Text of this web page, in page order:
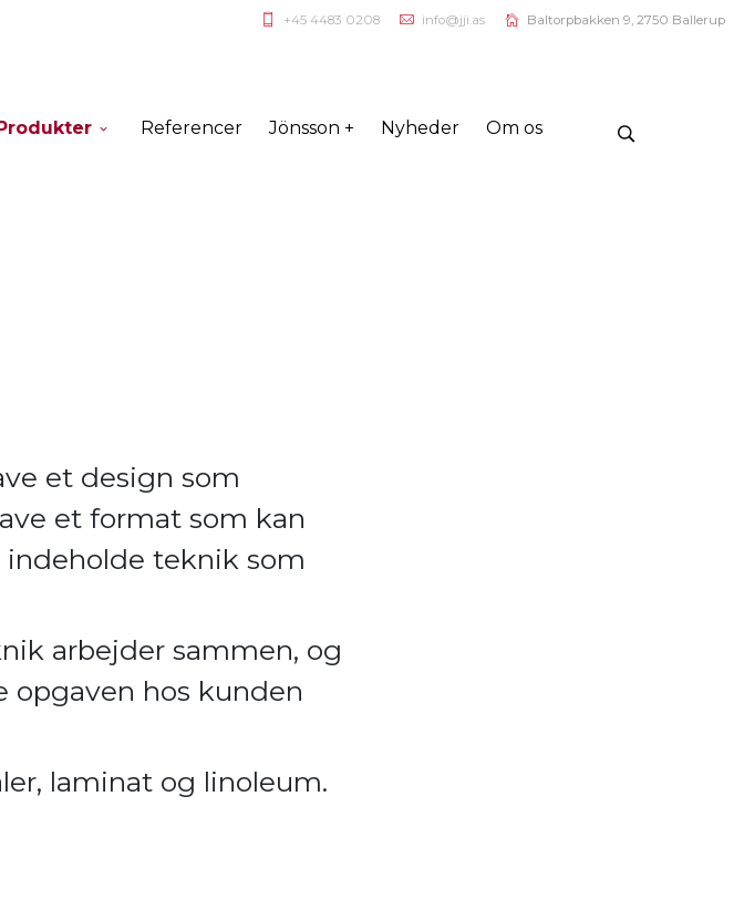
+45 4483 0208 info@jji.as Baltorpbakken 9, 2750 Ballerup
Referencer Jönsson + Nyheder Om os
et design som
et format som kan
indeholde teknik som
arbejder sammen, og
hos kunden
laminat og linoleum.